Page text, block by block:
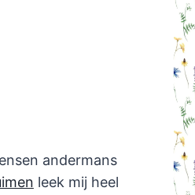
andermans
leek mij heel